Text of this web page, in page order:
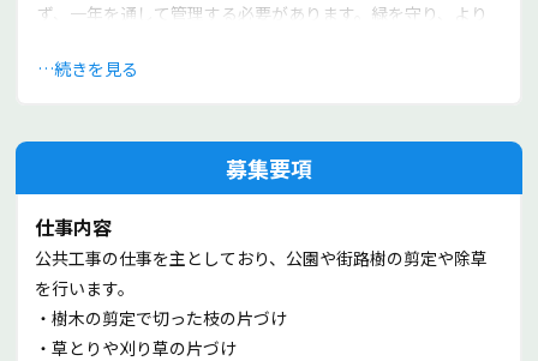
ず、一年を通して管理する必要があります。緑を守り、より
街がどれだけ開発され道路が整備されても街路樹が無くなる
ことはありません。また草木の生い茂る盛夏のみならず、年
中を通して管理する必要があります。
弊社の事業は街とともに発展していきます。
続きを見る
募集要項
仕事内容
公共工事の仕事を主としており、公園や街路樹の剪定や除草
を行います。
・樹木の剪定で切った枝の片づけ
・草とりや刈り草の片づけ